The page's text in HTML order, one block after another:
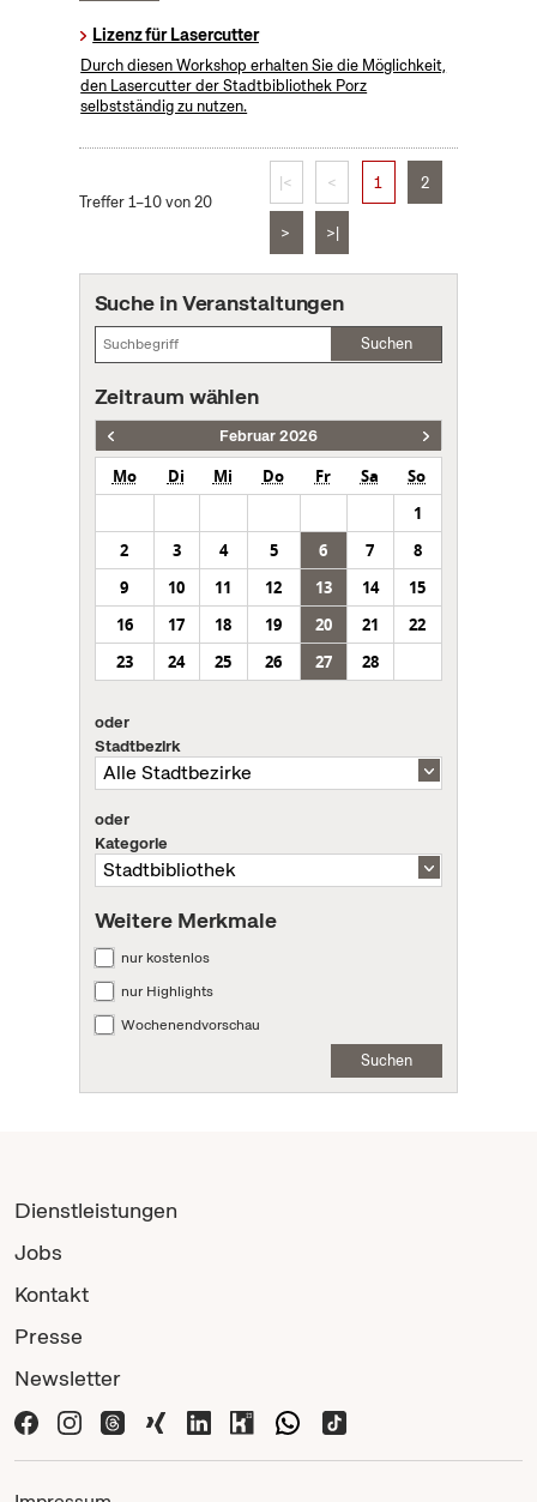
Lizenz für Lasercutter
Durch diesen Workshop erhalten Sie die Möglichkeit,
den Lasercutter der Stadtbibliothek Porz
selbstständig zu nutzen.
Treffer 1–10 von 20
|< < 1 2
> >|
Suche in Veranstaltungen
Suchen
Zeitraum wählen
Februar 2026
Mo Di Mi Do Fr Sa
So
1
2
3 4 5 6 7
8
9
10 11 12 13 14
15
16
17 18 19 20 21
22
23
24 25 26 27 28
oder
Stadtbezirk
oder
Kategorie
Weitere Merkmale
nur kostenlos
nur Highlights
Wochenendvorschau
Suchen
Dienstleistungen
Jobs
Kontakt
Presse
Newsletter